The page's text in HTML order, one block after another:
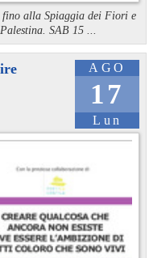
alla Spiaggia dei Fiori e
SAB 15 ...
AGO
17
Lun